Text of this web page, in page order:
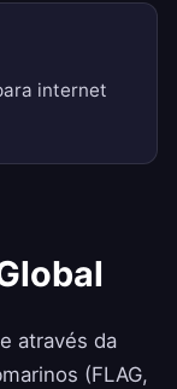
internet
através da
(FLAG,